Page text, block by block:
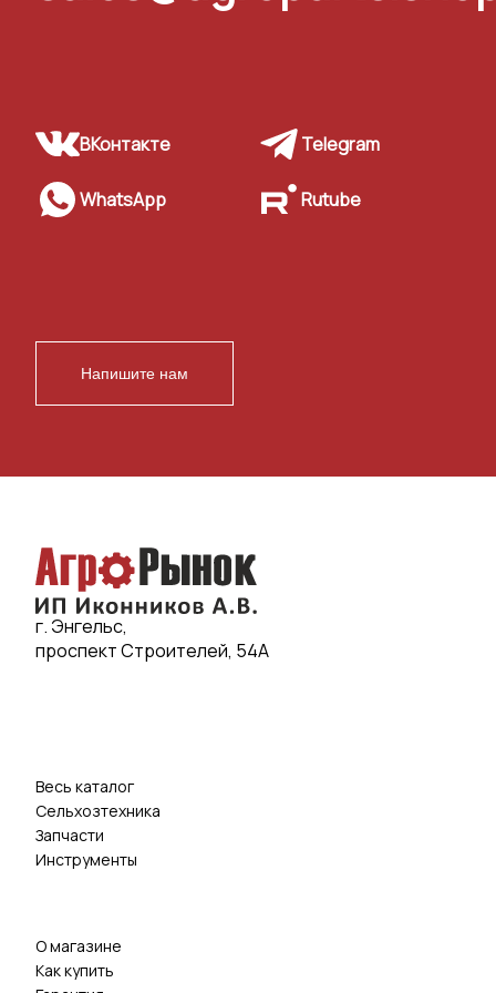
ВКонтакте Telegram
WhatsApp Rutube
Напишите нам
г. Энгельс,
проспект Строителей, 54А
Весь каталог
Сельхозтехника
Запчасти
Инструменты
О магазине
Как купить